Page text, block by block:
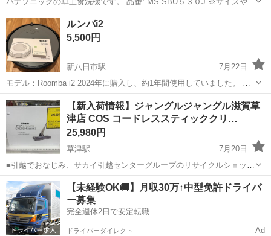
様は上記の公式の情報をご参照くださいませ。
https://panasonic.jp/soji/products/MC-SBU530J.ht...
滋賀 守山市
ルンバi2
5,500円
新八日市駅
7月22日
モデル：Roomba i2 2024年に購入し、約1年間使用していました。 ペ
ットの部屋で使用していたものになります。 出品前に自分で分解し、
できる範囲で清掃しましたが、素人による清掃のため、細かい汚れや
ほこりなど取り...
滋賀 東近江市 新八日市駅 生活家電
【新入荷情報】ジャングルジャングル滋賀草
津店 COS コードレススティッククリ…
25,980円
草津駅
7月20日
■引越でおなじみ、サカイ引越センターグループのリサイクルショップ
です！ 「ジャングルジャングル滋賀草津店です」 営業時間は平日11時
～20時, 土曜・日曜・祝日は10時～20時です。 ★住所：滋賀県草津市
若竹町10-...
滋賀 草津市 草津駅 生活家電 ジャングル
【未経験OK🚚】月収30万↑中型免許ドライバ
ー募集
完全週休2日で安定転職
ドライバーダイレクト Ad